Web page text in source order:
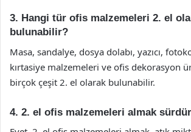
3. Hangi tür ofis malzemeleri 2. el
bulunabilir?
Masa, sandalye, dosya dolabı, yazıcı,
kırtasiye malzemeleri ve ofis dekorasyon
birçok çeşit 2. el olarak bulunabilir.
4. 2. el ofis malzemeleri almak